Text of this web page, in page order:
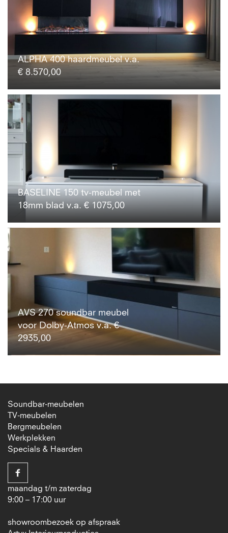
ALPHA 400 haardmeubel v.a.
€ 8.570,00
BASELINE 150 tv-meubel met
18mm blad v.a. € 1075,00
AVS 270 soundbar meubel
voor Dolby-Atmos v.a. €
2935,00
Soundbar-meubelen
TV-meubelen
Bergmeubelen
Werkplekken
Specials & Haarden
maandag t/m zaterdag
9:00 – 17:00 uur
showroombezoek op afspraak